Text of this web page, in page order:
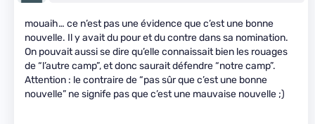
mouaih… ce n’est pas une évidence que c’est une bonne
nouvelle. Il y avait du pour et du contre dans sa nomination.
On pouvait aussi se dire qu’elle connaissait bien les rouages
de “l’autre camp”, et donc saurait défendre “notre camp”.
Attention : le contraire de “pas sûr que c’est une bonne
nouvelle” ne signife pas que c’est une mauvaise nouvelle ;)